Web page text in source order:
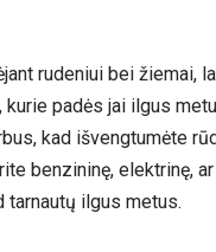
rudeniui bei žiemai,
padės jai ilgus
kad išvengtumėte
benzininę, elektrinę,
tarnautų ilgus metus.